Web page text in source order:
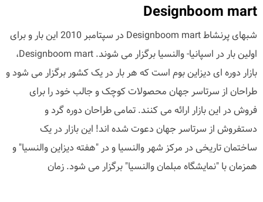
Designboom mart
شبهای پرنشاط Designboom mart در سپتامبر 2010 این بار و برای
اولین بار در اسپانیا- والنسیا برگزار می شوند. Designboom mart،
بازار دوره ای دیزاین بوم است که هر بار در یک کشور برگزار می شود و
طراحان از سرتاسر جهان محصولات کوچک و جالب خود را برای
فروش در این بازار ارائه می کنند. تمامی طراحان دوره گرد و
دستفروش از سرتاسر جهان دعوت شده اند! این بازار در یک
ساختمان تاریخی در مرکز شهر والنسیا و در "هفته دیزاین والنسیا" و
همزمان با "نمایشگاه مبلمان والنسیا" برگزار می شود. زمان